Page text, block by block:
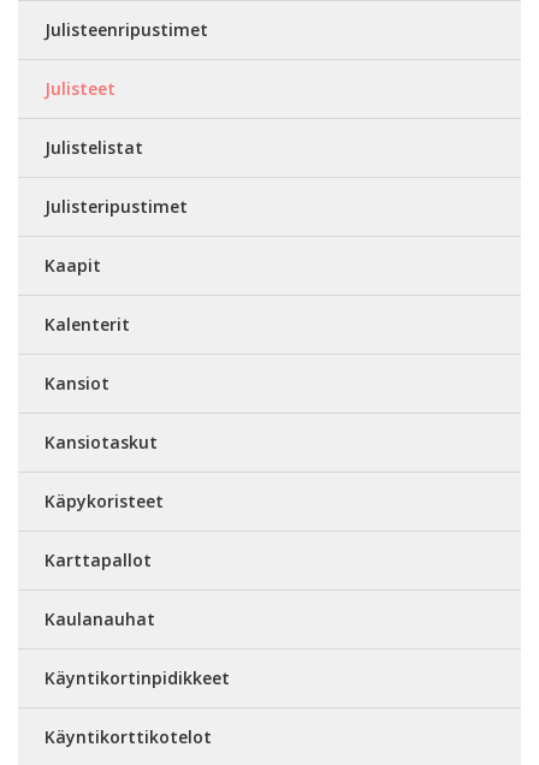
Julisteenripustimet
Julisteet
Julistelistat
Julisteripustimet
Kaapit
Kalenterit
Kansiot
Kansiotaskut
Käpykoristeet
Karttapallot
Kaulanauhat
Käyntikortinpidikkeet
Käyntikorttikotelot